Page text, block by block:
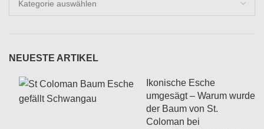
NEUESTE ARTIKEL
Ikonische Esche
umgesägt – Warum wurde
der Baum von St.
Coloman bei